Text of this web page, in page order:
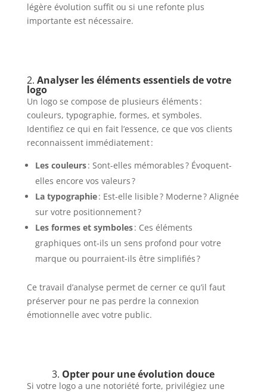
légère évolution suffit ou si une refonte plus
importante est nécessaire.
2. Analyser les éléments essentiels de votre
logo
Un logo se compose de plusieurs éléments :
couleurs, typographie, formes, et symboles.
Identifiez ce qui en fait l’essence, ce que vos clients
reconnaissent immédiatement :
Les couleurs: Sont-elles mémorables ? Évoquent-
elles encore vos valeurs ?
La typographie: Est-elle lisible ? Moderne ? Alignée
sur votre positionnement ?
Les formes et symboles: Ces éléments
graphiques ont-ils un sens profond pour votre
marque ou pourraient-ils être simplifiés ?
Ce travail d’analyse permet de cerner ce qu’il faut
préserver pour ne pas perdre la connexion
émotionnelle avec votre public.
3. Opter pour une évolution douce
Si votre logo a une notoriété forte, privilégiez une